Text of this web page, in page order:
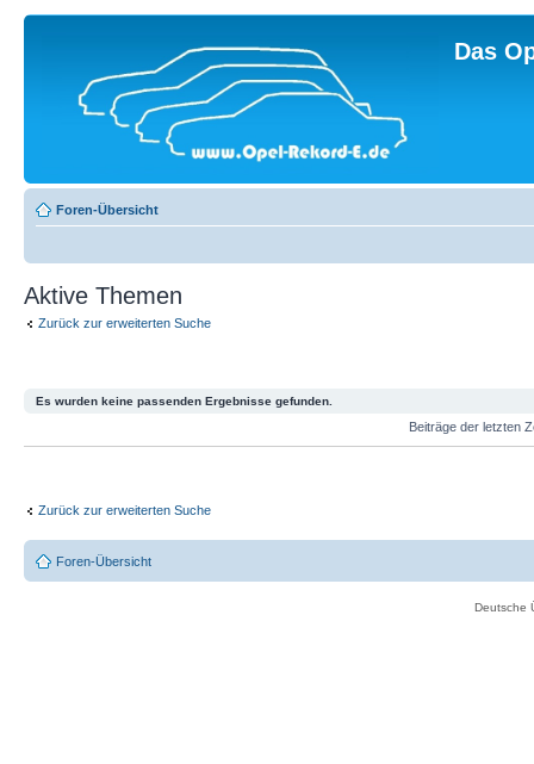
Das
Foren-Übersicht
Aktive Themen
Zurück zur erweiterten Suche
Es wurden keine passenden Ergebnisse gefunden.
Beiträge der letzten
Zurück zur erweiterten Suche
Foren-Übersicht
Deutsche